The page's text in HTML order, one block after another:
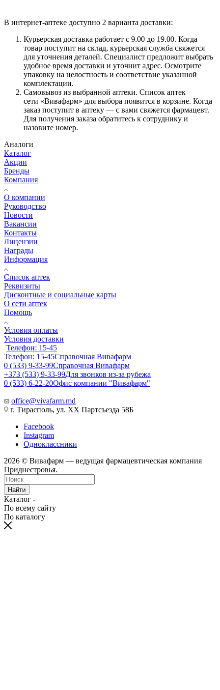
В интернет-аптеке доступно 2 варианта доставки:
Курьерская доставка работает с 9.00 до 19.00. Когда
товар поступит на склад, курьерская служба свяжется
для уточнения деталей. Специалист предложит выбрать
удобное время доставки и уточнит адрес. Осмотрите
упаковку на целостность и соответствие указанной
комплектации.
Самовывоз из выбранной аптеки. Список аптек
сети «Вивафарм» для выбора появится в корзине. Когда
заказ поступит в аптеку — с вами свяжется фармацевт.
Для получения заказа обратитесь к сотруднику и
назовите номер.
Аналоги
Каталог
Акции
Бренды
Компания
О компании
Руководство
Новости
Вакансии
Контакты
Лицензии
Награды
Информация
Список аптек
Реквизиты
Дисконтные и социальные карты
О сети аптек
Помощь
Условия оплаты
Условия доставки
Телефон: 15-45
Телефон: 15-45Справочная Вивафарм
0 (533) 9-33-99Справочная Вивафарм
+373 (533) 9-33-99Для звонков из-за рубежа
0 (533) 6-22-20Офис компании "Вивафарм"
office@vivafarm.md
г. Тирасполь, ул. ХХ Партсъезда 58Б
Facebook
Instagram
Одноклассники
2026 © Вивафарм — ведущая фармацевтическая компания
Приднестровья.
Найти
Каталог
По всему сайту
По каталогу